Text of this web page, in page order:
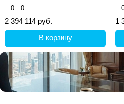
конденсатора
0 0
2 394 114 руб.
В корзину
0
1